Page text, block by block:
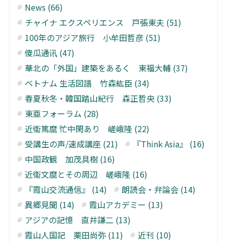
News (66)
チャイナ エクスペリエンス 戸張東夫 (51)
100年のアジア旅行 小牟田哲彦 (51)
傻瓜通讯 (47)
華北の「外国」建築をあるく 東福大輔 (37)
ベトナム 生活図譜 竹森紘臣 (34)
春夏秋冬・韓国踏山紀行 森正哲央 (33)
東亜フォーラム (28)
近衞篤麿 忙中閑あり 嵯峨隆 (22)
受講生の声/速成講座 (21)
『Think Asia』 (16)
中国政観 加茂具樹 (16)
近衞文麿とその周辺 嵯峨隆 (16)
『霞山交流通信』 (14)
朗読会・弁論会 (14)
異郷見聞 (14)
霞山アカデミー (13)
アジアの記憶 直井謙二 (13)
霞山人国記 栗田尚弥 (11)
近刊 (10)